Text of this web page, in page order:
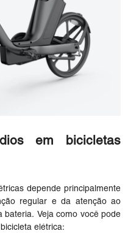
em bicicletas
depende principalmente
regular e da atenção ao
bateria. Veja como você pode
elétrica: